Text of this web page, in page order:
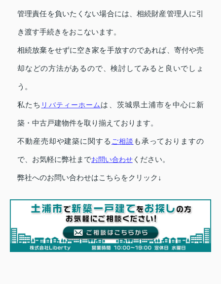
管理責任を負いたくない場合には、相続財産管理人に引
き渡す手続きをおこないます。
相続放棄をせずに空き家を手放すのであれば、寄付や売
却などの方法があるので、検討してみると良いでしょ
う。
私たち リバティーホーム は、茨城県土浦市を中心に新
築・中古戸建物件を取り揃えております。
不動産売却や建築に関する ご相談 も承っておりますの
で、お気軽に弊社までお問い合わせ ください。
弊社へのお問い合わせはこちらをクリック↓